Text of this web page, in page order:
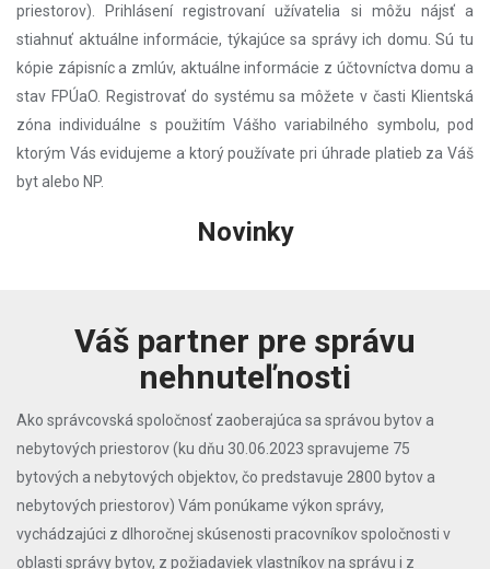
priestorov). Prihlásení registrovaní užívatelia si môžu nájsť a
stiahnuť aktuálne informácie, týkajúce sa správy ich domu. Sú tu
kópie zápisníc a zmlúv, aktuálne informácie z účtovníctva domu a
stav FPÚaO. Registrovať do systému sa môžete v časti Klientská
zóna individuálne s použitím Vášho variabilného symbolu, pod
ktorým Vás evidujeme a ktorý používate pri úhrade platieb za Váš
byt alebo NP.
Novinky
Váš partner pre správu
nehnuteľnosti
Ako správcovská spoločnosť zaoberajúca sa správou bytov a
nebytových priestorov (ku dňu 30.06.2023 spravujeme 75
bytových a nebytových objektov, čo predstavuje 2800 bytov a
nebytových priestorov) Vám ponúkame výkon správy,
vychádzajúci z dlhoročnej skúsenosti pracovníkov spoločnosti v
oblasti správy bytov, z požiadaviek vlastníkov na správu i z